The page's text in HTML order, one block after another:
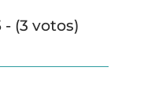
- (3 votos)